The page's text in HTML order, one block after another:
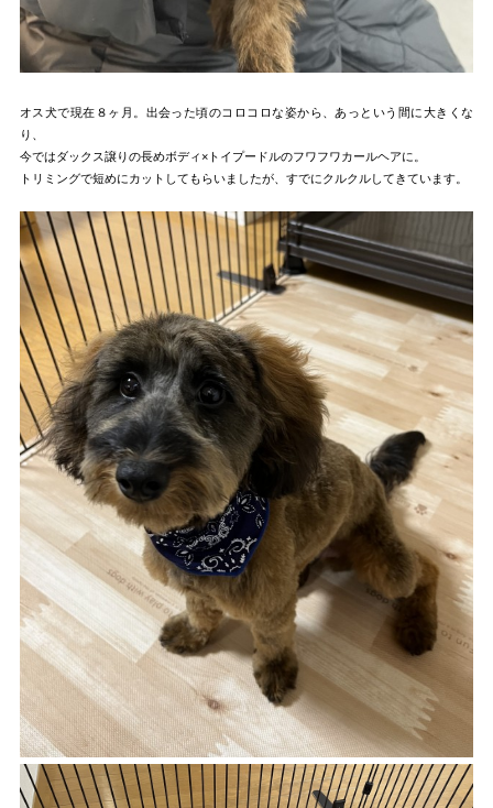
オス犬で現在８ヶ月。出会った頃のコロコロな姿から、あっという間に大きくな
り、
今ではダックス譲りの長めボディ×トイプードルのフワフワカールヘアに。
トリミングで短めにカットしてもらいましたが、すでにクルクルしてきています。